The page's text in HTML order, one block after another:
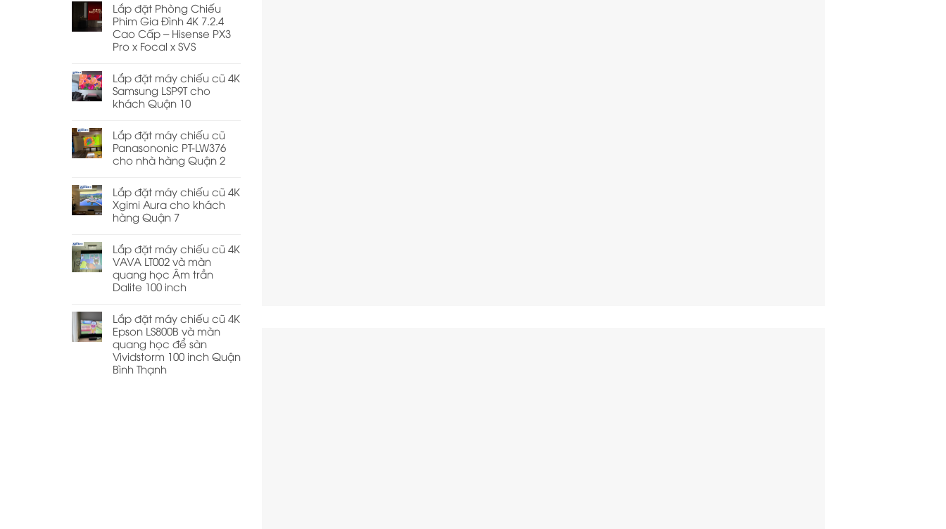
Lắp đặt Phòng Chiếu
Phim Gia Đình 4K 7.2.4
Cao Cấp – Hisense PX3
Pro x Focal x SVS
Lắp đặt máy chiếu cũ 4K
Samsung LSP9T cho
khách Quận 10
Lắp đặt máy chiếu cũ
Panasononic PT-LW376
cho nhà hàng Quận 2
Lắp đặt máy chiếu cũ 4K
Xgimi Aura cho khách
hàng Quận 7
Lắp đặt máy chiếu cũ 4K
VAVA LT002 và màn
quang học Âm trần
Dalite 100 inch
Lắp đặt máy chiếu cũ 4K
Epson LS800B và màn
quang học để sàn
Vividstorm 100 inch Quận
Bình Thạnh